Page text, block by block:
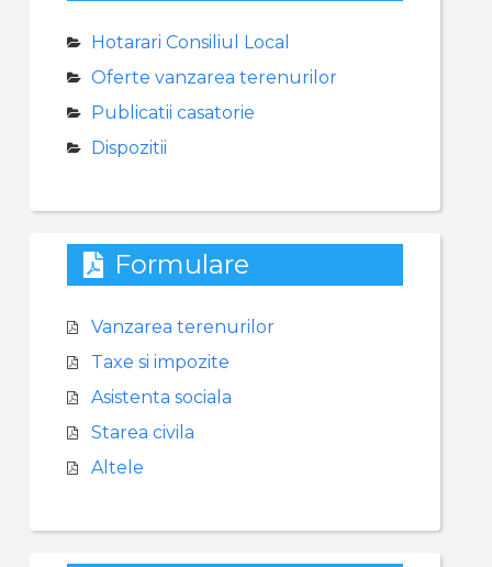
Hotarari Consiliul Local
Oferte vanzarea terenurilor
Publicatii casatorie
Dispozitii
Formulare
Vanzarea terenurilor
Taxe si impozite
Asistenta sociala
Starea civila
Altele